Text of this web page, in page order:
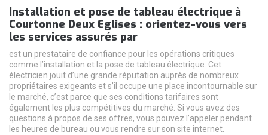
Installation et pose de tableau électrique à
Courtonne Deux Eglises : orientez-vous vers
les services assurés par
est un prestataire de confiance pour les opérations critiques
comme l’installation et la pose de tableau électrique. Cet
électricien jouit d’une grande réputation auprès de nombreux
propriétaires exigeants et s’il occupe une place incontournable sur
le marché, c’est parce que ses conditions tarifaires sont
également les plus compétitives du marché. Si vous avez des
questions à propos de ses offres, vous pouvez l’appeler pendant
les heures de bureau ou vous rendre sur son site internet.